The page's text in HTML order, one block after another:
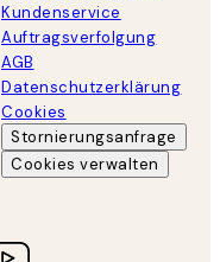
Kundenservice
Auftragsverfolgung
AGB
Datenschutzerklärung
Cookies
Stornierungsanfrage
Cookies verwalten